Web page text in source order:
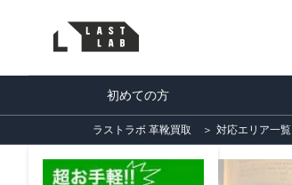
初めての方
ラストラボ 革靴買取 ＞ 対応エリア一覧